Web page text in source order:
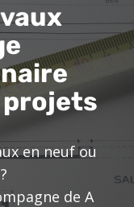
projets
en neuf ou
de A